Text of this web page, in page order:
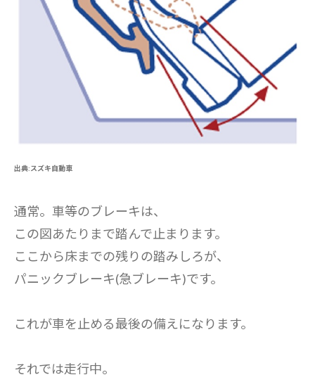
出典:スズキ自動車
通常。車等のブレーキは、
この図あたりまで踏んで止まります。
ここから床までの残りの踏みしろが、
パニックブレーキ(急ブレーキ)です。
これが車を止める最後の備えになります。
それでは走行中。